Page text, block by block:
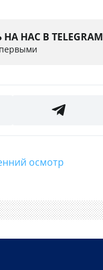
НАС В TELEGRAM
осмотр